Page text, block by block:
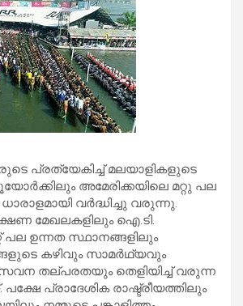
പ്രത്യേകിച്ച് മലയാളികളുടെ
അമേരിക്കയിലെ മറ്റു പല
വർദ്ധിച്ചു വരുന്നു.
മേഖലകളിലും ഐ.ടി.
പല ഉന്നത സ്ഥാനങ്ങളിലും
കഴിവും സാമർഥ്യവും
തല്പരതയും തെളിയിച്ച് വരുന്ന
പ്രാദേശിക രാഷ്ട്രീയത്തിലും